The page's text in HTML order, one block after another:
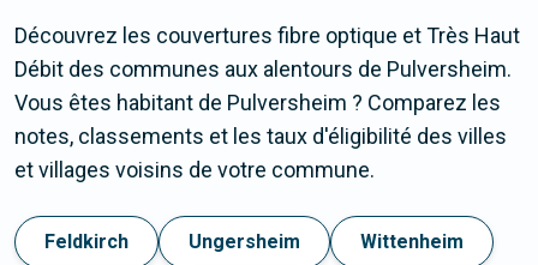
Découvrez les couvertures fibre optique et Très Haut
Débit des communes aux alentours de Pulversheim.
Vous êtes habitant de Pulversheim ? Comparez les
notes, classements et les taux d'éligibilité des villes
et villages voisins de votre commune.
Feldkirch Ungersheim Wittenheim